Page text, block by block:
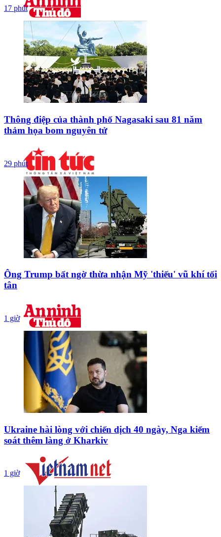
17 phút
Thông điệp của thành phố Nagasaki sau 81 năm
thảm họa bom nguyên tử
29 phút
Ông Trump bất ngờ thừa nhận Mỹ 'thiếu' vũ khí tối
tân
1 giờ
Ukraine hài lòng với chiến dịch 40 ngày, Nga kiểm
soát thêm làng ở Kharkiv
1 giờ